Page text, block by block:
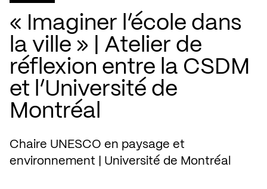
« Imaginer l’école dans
la ville » | Atelier de
réflexion entre la CSDM
et l’Université de
Montréal
Chaire UNESCO en paysage et
environnement | Université de Montréal